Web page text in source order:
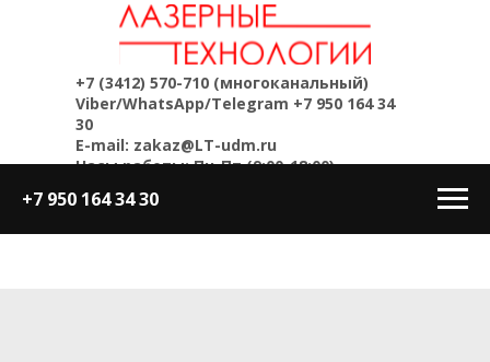
+7 (3412) 570-710 (многоканальный)
Viber/WhatsApp/Telegram +7 950 164 34
30
E-mail: zakaz@LT-udm.ru
Часы работы: Пн-Пт (9:00-18:00)
+7 950 164 34 30